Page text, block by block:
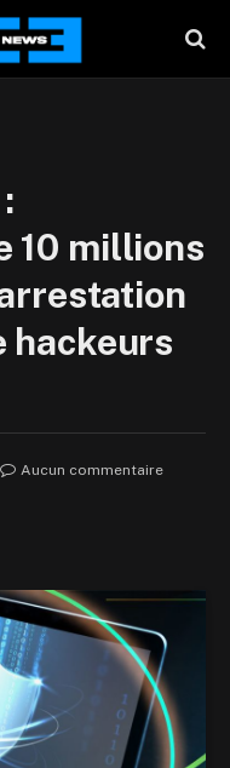
10 millions
hackeurs
Aucun commentaire